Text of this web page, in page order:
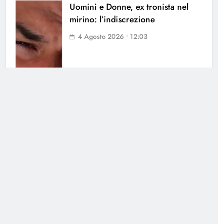
Uomini e Donne, ex tronista nel
mirino: l’indiscrezione
4 Agosto 2026 • 12:03